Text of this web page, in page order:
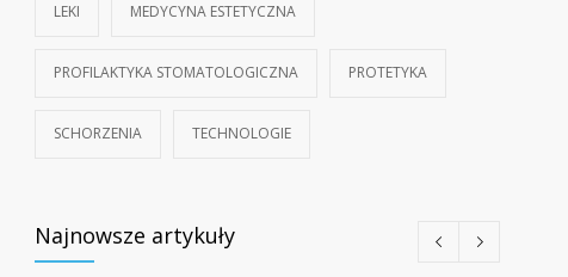
LEKI MEDYCYNA ESTETYCZNA
PROFILAKTYKA STOMATOLOGICZNA PROTETYKA
SCHORZENIA TECHNOLOGIE
Najnowsze artykuły